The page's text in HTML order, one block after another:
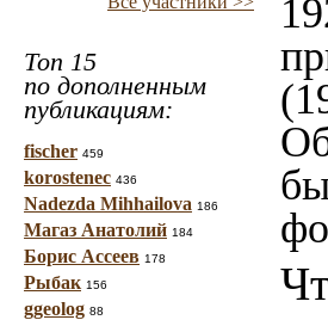
Топ 15
по дополненным
публикациям:
fischer 459
korostenec 436
Nadezda Mihhailova 186
Магаз Анатолий 184
Борис Ассеев 178
Рыбак 156
ggeolog 88